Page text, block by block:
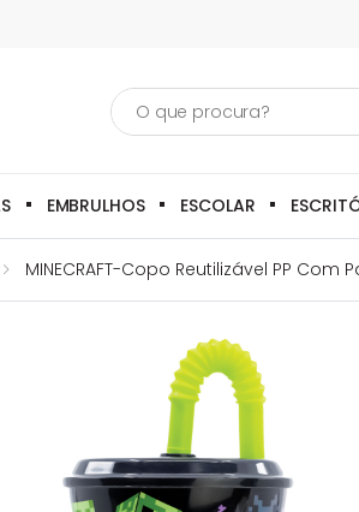
Pesquisa
EMBRULHOS ESCOLAR
MINECRAFT-Copo Reutilizável PP Com